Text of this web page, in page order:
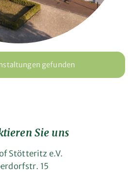
gefunden
Sie uns
Stötteritz e.V.
15